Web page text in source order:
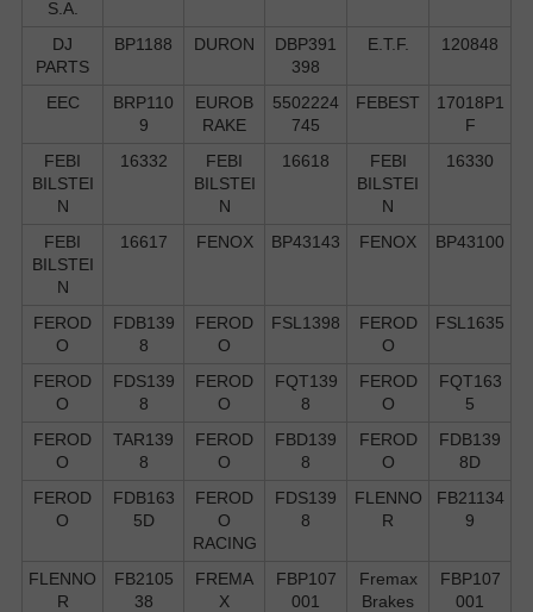
S.А.
DJ
PARTS
BP1188 DURON
DBP391
398
E.T.F. 120848
EEC
BRP110
9
EUROB
RAKE
5502224
745
FEBEST
17018P1
F
FEBI
BILSTEI
N
16332
FEBI
BILSTEI
N
16618
FEBI
BILSTEI
N
16330
FEBI
BILSTEI
N
16617 FENOX BP43143 FENOX BP43100
FEROD
O
FDB139
8
FEROD
O
FSL1398
FEROD
O
FSL1635
FEROD
O
FDS139
8
FEROD
O
FQT139
8
FEROD
O
FQT163
5
FEROD
O
TAR139
8
FEROD
O
FBD139
8
FEROD
O
FDB139
8D
FEROD
O
FDB163
5D
FEROD
O
RACING
FDS139
8
FLENNO
R
FB21134
9
FLENNO
R
FB2105
38
FREMA
X
FBP107
001
Fremax
Brakes
FBP107
001